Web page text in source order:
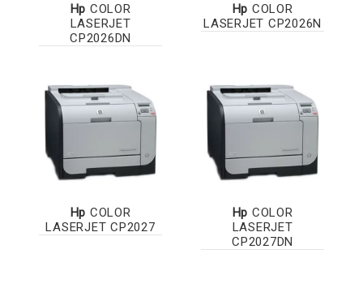
Hp COLOR
LASERJET
CP2026DN
Hp COLOR
LASERJET CP2026N
Hp COLOR
LASERJET CP2027
Hp COLOR
LASERJET
CP2027DN